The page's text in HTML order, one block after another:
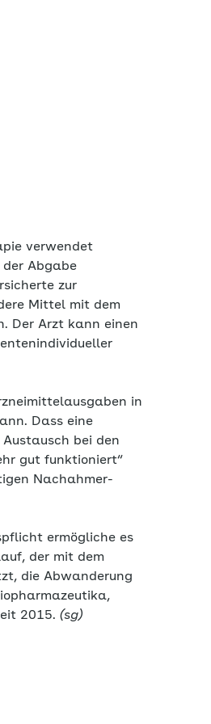
verwendet
Abgabe
zur
Mittel mit dem
Der Arzt kann einen
in
Dass eine
bei den
gut funktioniert“
Nachahmer-
ermögliche es
der mit dem
die Abwanderung
2015. (sg)